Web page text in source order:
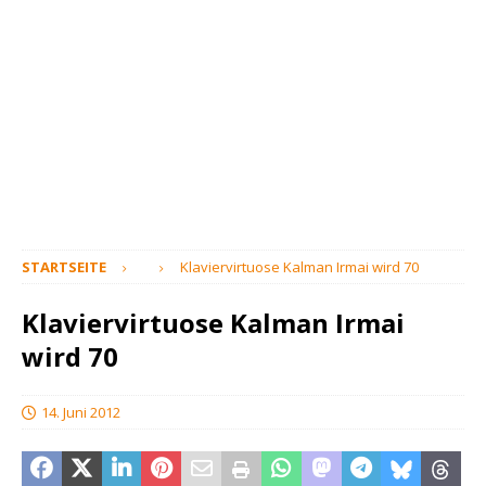
STARTSEITE Klaviervirtuose Kalman Irmai wird 70
Klaviervirtuose Kalman Irmai
wird 70
14. Juni 2012